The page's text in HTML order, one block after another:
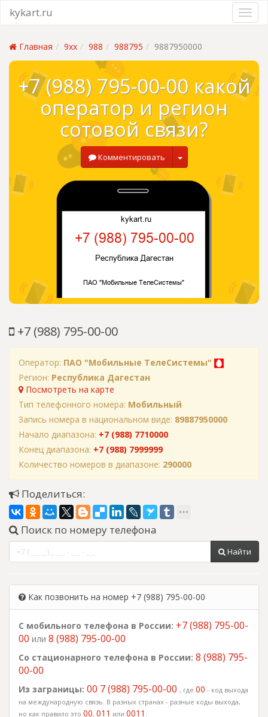
kykart.ru
Главная 9xx 988 988795 9887950000
+7 (988) 795-00-00 какой
оператор и регион
сотовой связи?
Комментировать
+7 (988) 795-00-00
Оператор: ПАО "Мобильные ТелеСистемы"
Регион: Республика Дагестан
Посмотреть на карте
Тип телефонного номера: Мобильный
Запись номера в национальном виде: 89887950000
Начало диапазона: +7 (988) 7710000
Конец диапазона: +7 (988) 7999999
Количество номеров в диапазоне: 290000
Поделиться:
Поиск по номеру телефона
Найти
Как позвонить на номер +7 (988) 795-00-00
С мобильного телефона в России: +7 (988) 795-00-
00 или 8 (988) 795-00-00
Со стационарного телефона в России: 8 (988) 795-
00-00
Из заграницы: 00 7 (988) 795-00-00 , где 00 - код выхода
на международную связь. В разных странах - разные коды выхода,
но как правило это 00, 011 или 0011 .